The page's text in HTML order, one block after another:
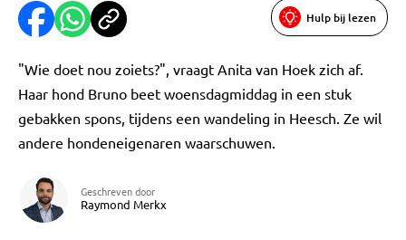
Hulp bij lezen
"Wie doet nou zoiets?", vraagt Anita van Hoek zich af.
Haar hond Bruno beet woensdagmiddag in een stuk
gebakken spons, tijdens een wandeling in Heesch. Ze wil
andere hondeneigenaren waarschuwen.
Geschreven door
Raymond Merkx